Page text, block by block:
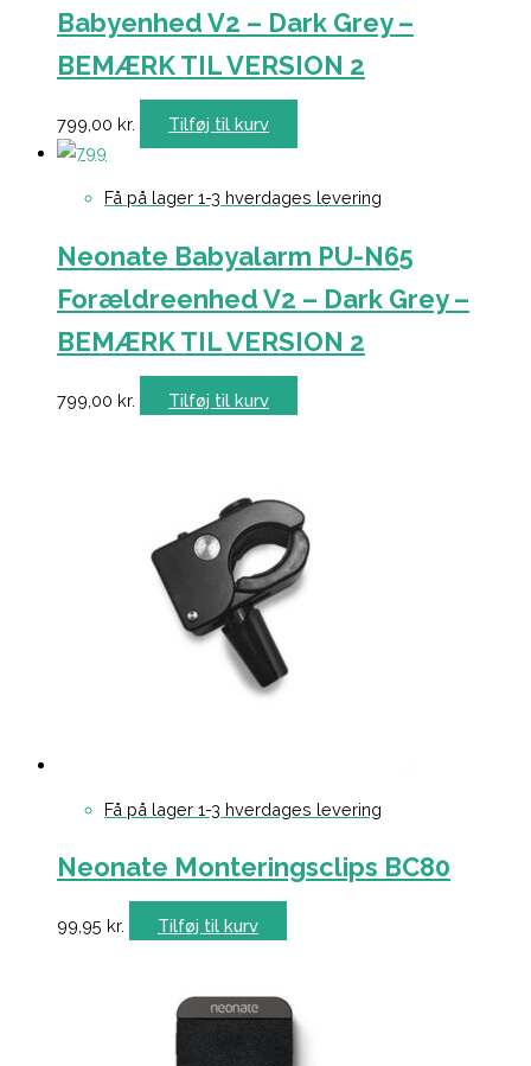
Babyenhed V2 – Dark Grey –
BEMÆRK TIL VERSION 2
799,00 kr. Tilføj til kurv
Få på lager 1-3 hverdages levering
Neonate Babyalarm PU-N65
Forældreenhed V2 – Dark Grey –
BEMÆRK TIL VERSION 2
799,00 kr. Tilføj til kurv
Få på lager 1-3 hverdages levering
Neonate Monteringsclips BC80
99,95 kr. Tilføj til kurv